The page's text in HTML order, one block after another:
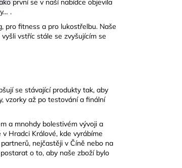
první se v naší nabídce objevila
.
pro fitness a pro lukostřelbu. Naše
vstříc stále se zvyšujícím se
se stávající produkty tak, aby
vzorky až po testování a finální
a mnohdy bolestivém vývoji a
Hradci Králové, kde vyrábíme
nejčastěji v Číně nebo na
o to, aby naše zboží bylo